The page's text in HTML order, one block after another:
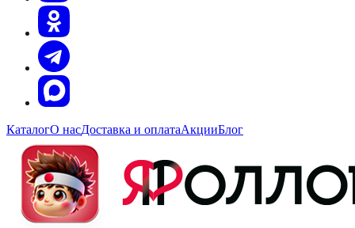
КаталогО насДоставка и оплатаАкцииБлог